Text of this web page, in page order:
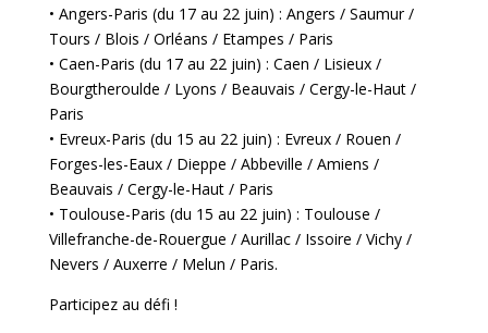
• Angers-Paris (du 17 au 22 juin) : Angers / Saumur /
Tours / Blois / Orléans / Etampes / Paris
• Caen-Paris (du 17 au 22 juin) : Caen / Lisieux /
Bourgtheroulde / Lyons / Beauvais / Cergy-le-Haut /
Paris
• Evreux-Paris (du 15 au 22 juin) : Evreux / Rouen /
Forges-les-Eaux / Dieppe / Abbeville / Amiens /
Beauvais / Cergy-le-Haut / Paris
• Toulouse-Paris (du 15 au 22 juin) : Toulouse /
Villefranche-de-Rouergue / Aurillac / Issoire / Vichy /
Nevers / Auxerre / Melun / Paris.
Participez au défi !